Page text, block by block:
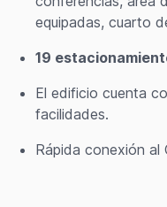
equipadas, cuarto
19
El edificio cuenta
facilidades.
Rápida conexión al